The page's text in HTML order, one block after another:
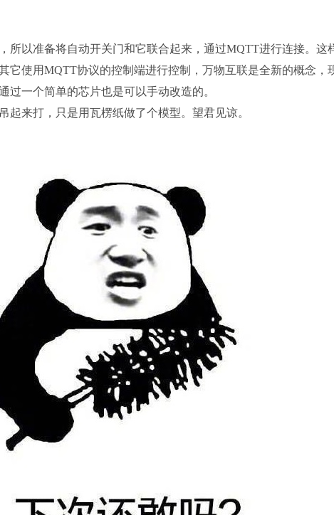
所以准备将自动开关门和它联合起来，通过MQTT进行连接。这
它使用MQTT协议的控制端进行控制，万物互联是全新的概念，
过一个简单的芯片也是可以手动改造的。
起来打，只是用瓦楞纸做了个模型。望君见谅。